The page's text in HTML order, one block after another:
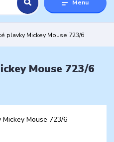
Menu
plavky Mickey Mouse 723/6
Mouse 723/6